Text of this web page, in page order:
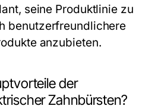
seine Produktlinie zu
benutzerfreundlichere
anzubieten.
der
Zahnbürsten?